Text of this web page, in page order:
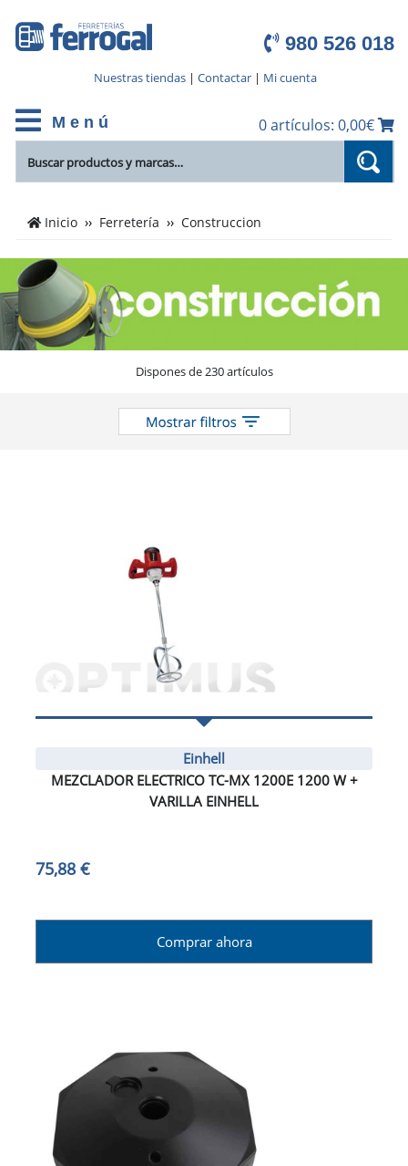
980 526 018
Nuestras tiendas| Contactar| Mi cuenta
M e n ú 0 artículos: 0,00€
Cientos
productos
de
Construccion
en
el
Inicio Ferretería Construccion
Dispones de 230 artículos
Einhell
MEZCLADOR ELECTRICO TC-MX 1200E 1200 W +
VARILLA EINHELL
75,88 €
Comprar ahora